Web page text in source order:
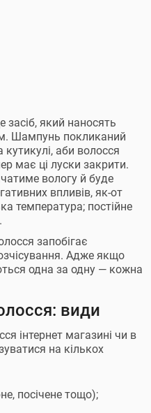
засіб, який наносять
Шампунь покликаний
кутикулі, аби волосся
має ці луски закрити.
вологу й буде
впливів, як-от
температура; постійне
запобігає
Адже якщо
одна за одну — кожна
види
інтернет магазині чи в
на кількох
посічене тощо);